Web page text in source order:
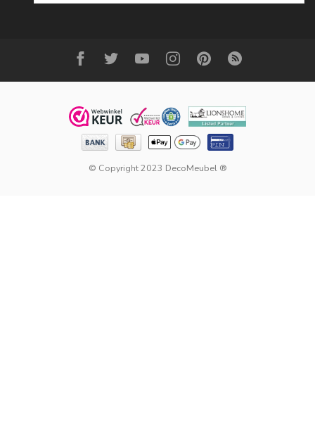
© Copyright 2023 DecoMeubel ®